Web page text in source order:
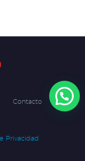
Contacto
Privacidad